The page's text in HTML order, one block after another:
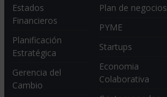
Estados
Financieros
Planificación
Estratégica
Gerencia del
Cambio
Plan de negocios
PYME
Startups
Economia
Colaborativa